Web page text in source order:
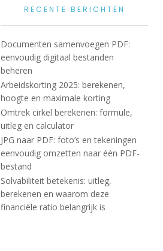
RECENTE BERICHTEN
Documenten samenvoegen PDF:
eenvoudig digitaal bestanden
beheren
Arbeidskorting 2025: berekenen,
hoogte en maximale korting
Omtrek cirkel berekenen: formule,
uitleg en calculator
JPG naar PDF: foto’s en tekeningen
eenvoudig omzetten naar één PDF-
bestand
Solvabiliteit betekenis: uitleg,
berekenen en waarom deze
financiële ratio belangrijk is